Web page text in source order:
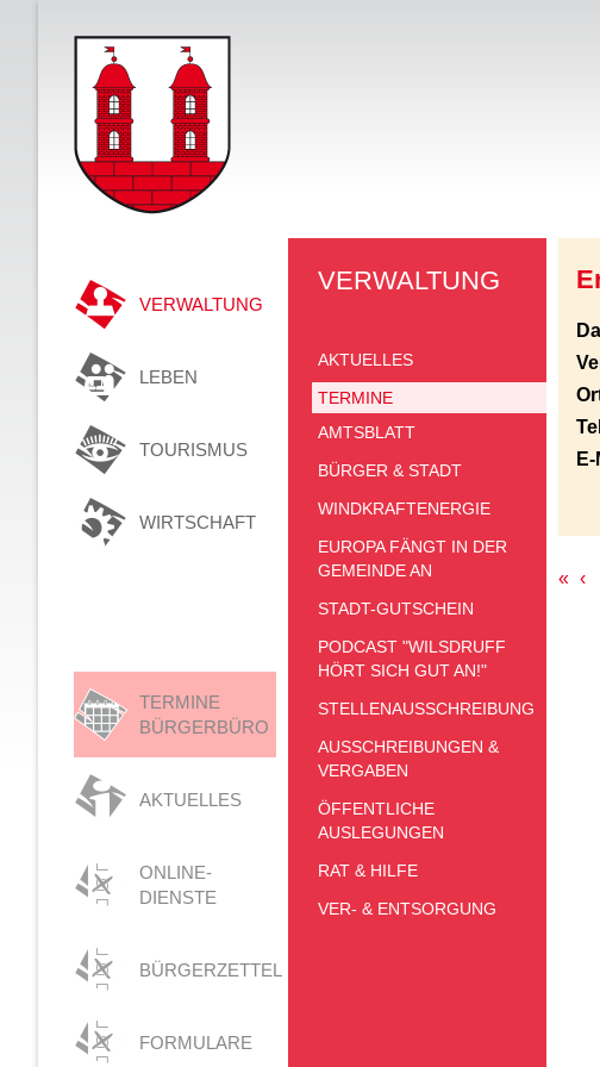
VERWALTUNG
LEBEN
TOURISMUS
WIRTSCHAFT
TERMINE
BÜRGERBÜRO
AKTUELLES
ONLINE-
DIENSTE
BÜRGERZETTEL
FORMULARE
VERWALTUNG
AKTUELLES
TERMINE
AMTSBLATT
BÜRGER & STADT
WINDKRAFTENERGIE
EUROPA FÄNGT IN DER
GEMEINDE AN
STADT-GUTSCHEIN
PODCAST "WILSDRUFF
HÖRT SICH GUT AN!"
STELLENAUSSCHREIBUNG
AUSSCHREIBUNGEN &
VERGABEN
ÖFFENTLICHE
AUSLEGUNGEN
RAT & HILFE
VER- & ENTSORGUNG
« ‹